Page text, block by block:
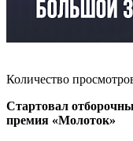
Количество
Стартовал
премия «Молоток»